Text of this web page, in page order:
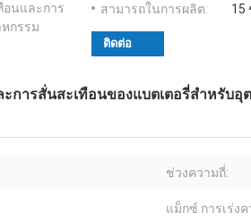
อนและการ
กรรม
สามารถในการผลิต:
15
ติดต่อ
ะการสั่นสะเทือนของแบตเตอรี่สำหรับ
ช่วงความถี่:
แม็กซ์ การเร่งค